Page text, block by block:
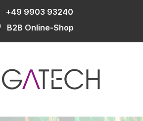
+49 9903 93240
B2B Online-Shop